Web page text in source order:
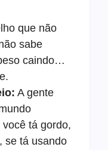
que não
sabe
caindo…
A gente
tá gordo,
se tá usando